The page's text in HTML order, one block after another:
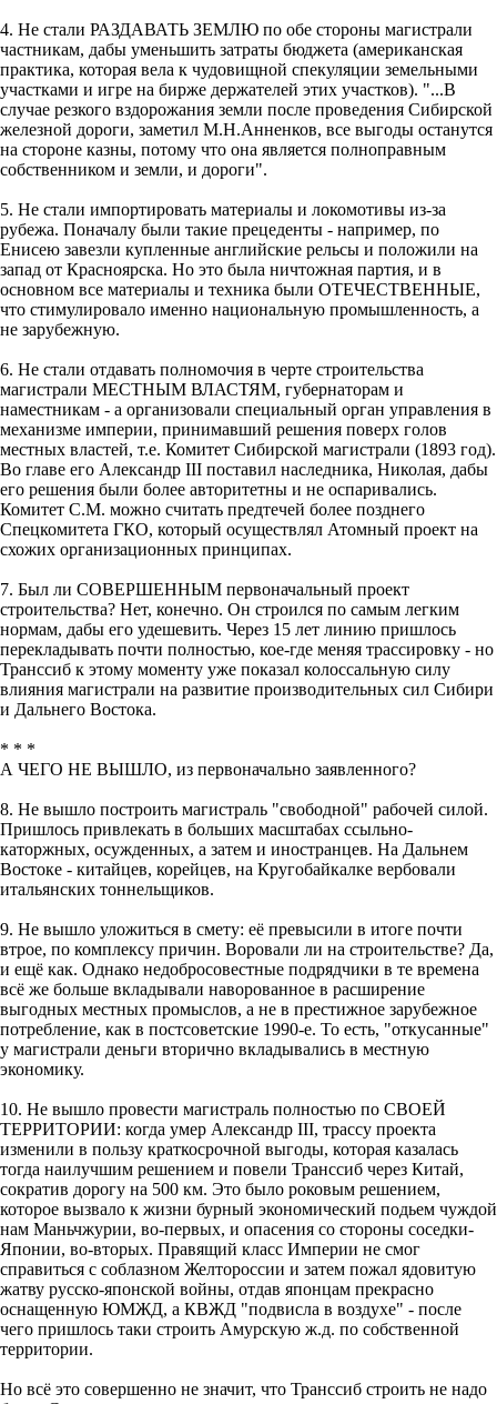
4. Не стали РАЗДАВАТЬ ЗЕМЛЮ по обе стороны магистрали
частникам, дабы уменьшить затраты бюджета (американская
практика, которая вела к чудовищной спекуляции земельными
участками и игре на бирже держателей этих участков). "...В
случае резкого вздорожания земли после проведения Сибирской
железной дороги, заметил М.Н.Анненков, все выгоды останутся
на стороне казны, потому что она является полноправным
собственником и земли, и дороги".
5. Не стали импортировать материалы и локомотивы из-за
рубежа. Поначалу были такие прецеденты - например, по
Енисею завезли купленные английские рельсы и положили на
запад от Красноярска. Но это была ничтожная партия, и в
основном все материалы и техника были ОТЕЧЕСТВЕННЫЕ,
что стимулировало именно национальную промышленность, а
не зарубежную.
6. Не стали отдавать полномочия в черте строительства
магистрали МЕСТНЫМ ВЛАСТЯМ, губернаторам и
наместникам - а организовали специальный орган управления в
механизме империи, принимавший решения поверх голов
местных властей, т.е. Комитет Сибирской магистрали (1893 год).
Во главе его Александр III поставил наследника, Николая, дабы
его решения были более авторитетны и не оспаривались.
Комитет С.М. можно считать предтечей более позднего
Спецкомитета ГКО, который осуществлял Атомный проект на
схожих организационных принципах.
7. Был ли СОВЕРШЕННЫМ первоначальный проект
строительства? Нет, конечно. Он строился по самым легким
нормам, дабы его удешевить. Через 15 лет линию пришлось
перекладывать почти полностью, кое-где меняя трассировку - но
Транссиб к этому моменту уже показал колоссальную силу
влияния магистрали на развитие производительных сил Сибири
и Дальнего Востока.
* * *
А ЧЕГО НЕ ВЫШЛО, из первоначально заявленного?
8. Не вышло построить магистраль "свободной" рабочей силой.
Пришлось привлекать в больших масштабах ссыльно-
каторжных, осужденных, а затем и иностранцев. На Дальнем
Востоке - китайцев, корейцев, на Кругобайкалке вербовали
итальянских тоннельщиков.
9. Не вышло уложиться в смету: её превысили в итоге почти
втрое, по комплексу причин. Воровали ли на строительстве? Да,
и ещё как. Однако недобросовестные подрядчики в те времена
всё же больше вкладывали наворованное в расширение
выгодных местных промыслов, а не в престижное зарубежное
потребление, как в постсоветские 1990-е. То есть, "откусанные"
у магистрали деньги вторично вкладывались в местную
экономику.
10. Не вышло провести магистраль полностью по СВОЕЙ
ТЕРРИТОРИИ: когда умер Александр III, трассу проекта
изменили в пользу краткосрочной выгоды, которая казалась
тогда наилучшим решением и повели Транссиб через Китай,
сократив дорогу на 500 км. Это было роковым решением,
которое вызвало к жизни бурный экономический подьем чуждой
нам Маньчжурии, во-первых, и опасения со стороны соседки-
Японии, во-вторых. Правящий класс Империи не смог
справиться с соблазном Желтороссии и затем пожал ядовитую
жатву русско-японской войны, отдав японцам прекрасно
оснащенную ЮМЖД, а КВЖД "подвисла в воздухе" - после
чего пришлось таки строить Амурскую ж.д. по собственной
территории.
Но всё это совершенно не значит, что Транссиб строить не надо